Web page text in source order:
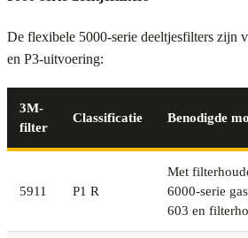
De flexibele 5000-serie deeltjesfilters zijn
en P3-uitvoering:
3M-
filter
Classificatie Benodigde
5911 P1 R
Met
6000-serie
603 en